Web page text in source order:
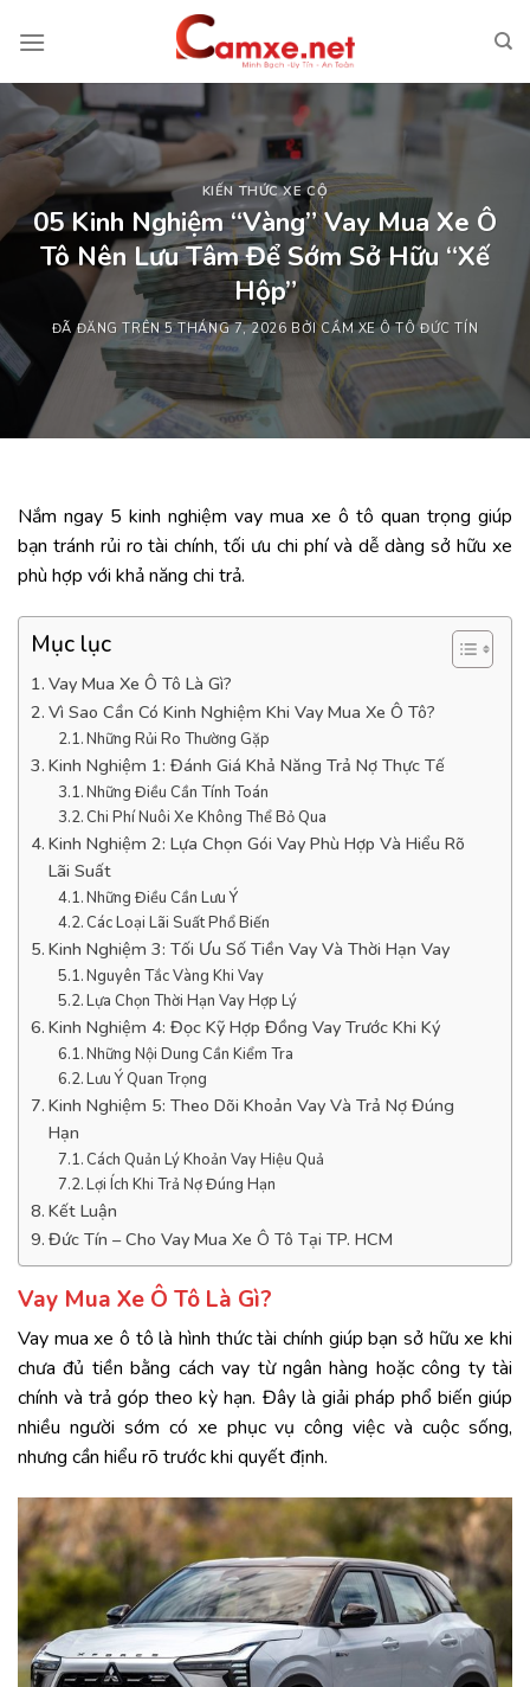
đến
dung
KIẾN THỨC XE CỘ
05 Kinh Nghiệm “Vàng” Vay Mua Xe Ô
Tô Nên Lưu Tâm Để Sớm Sở Hữu “Xế
Hộp”
ĐÃ ĐĂNG TRÊN5 THÁNG 7, 2026 BỞICẦM XE Ô TÔ ĐỨC TÍN
Nắm ngay 5 kinh nghiệm vay mua xe ô tô quan trọng giúp
bạn tránh rủi ro tài chính, tối ưu chi phí và dễ dàng sở hữu xe
phù hợp với khả năng chi trả.
Mục lục
Vay Mua Xe Ô Tô Là Gì?
Vì Sao Cần Có Kinh Nghiệm Khi Vay Mua Xe Ô Tô?
Những Rủi Ro Thường Gặp
Kinh Nghiệm 1: Đánh Giá Khả Năng Trả Nợ Thực Tế
Những Điều Cần Tính Toán
Chi Phí Nuôi Xe Không Thể Bỏ Qua
Kinh Nghiệm 2: Lựa Chọn Gói Vay Phù Hợp Và Hiểu Rõ
Lãi Suất
Những Điều Cần Lưu Ý
Các Loại Lãi Suất Phổ Biến
Kinh Nghiệm 3: Tối Ưu Số Tiền Vay Và Thời Hạn Vay
Nguyên Tắc Vàng Khi Vay
Lựa Chọn Thời Hạn Vay Hợp Lý
Kinh Nghiệm 4: Đọc Kỹ Hợp Đồng Vay Trước Khi Ký
Những Nội Dung Cần Kiểm Tra
Lưu Ý Quan Trọng
Kinh Nghiệm 5: Theo Dõi Khoản Vay Và Trả Nợ Đúng
Hạn
Cách Quản Lý Khoản Vay Hiệu Quả
Lợi Ích Khi Trả Nợ Đúng Hạn
Kết Luận
Đức Tín – Cho Vay Mua Xe Ô Tô Tại TP. HCM
Vay Mua Xe Ô Tô Là Gì?
Vay mua xe ô tô là hình thức tài chính giúp bạn sở hữu xe khi
chưa đủ tiền bằng cách vay từ ngân hàng hoặc công ty tài
chính và trả góp theo kỳ hạn. Đây là giải pháp phổ biến giúp
nhiều người sớm có xe phục vụ công việc và cuộc sống,
nhưng cần hiểu rõ trước khi quyết định.